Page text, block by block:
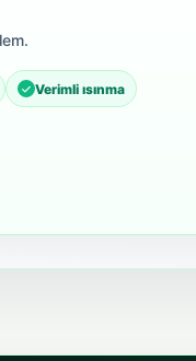
Verimli ısınma